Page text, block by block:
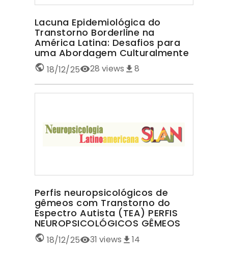
Lacuna Epidemiológica do
Transtorno Borderline na
América Latina: Desafios para
uma Abordagem Culturalmente
Sensível TRANSTORNO
BORDERLINE NA AMÉRICA LATINA
18/12/25 28 views 8
Perfis neuropsicológicos de
gêmeos com Transtorno do
Espectro Autista (TEA) PERFIS
NEUROPSICOLÓGICOS GÊMEOS
COM TEA
18/12/25 31 views 14